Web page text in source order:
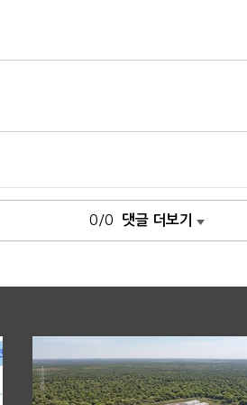
0/0 댓글 더보기